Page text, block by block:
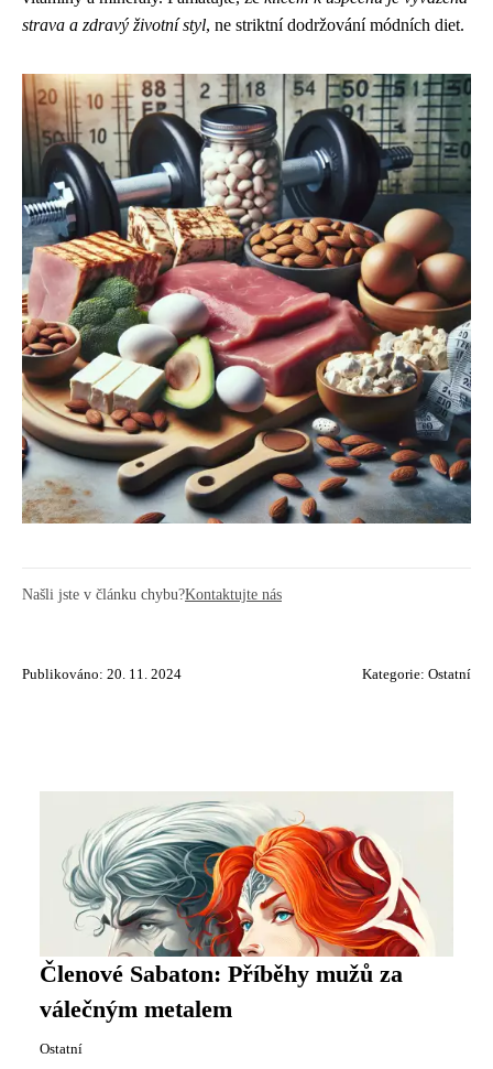
strava a zdravý životní styl, ne striktní dodržování módních diet.
Našli jste v článku chybu?Kontaktujte nás
Publikováno: 20. 11. 2024 Kategorie: Ostatní
Členové Sabaton: Příběhy mužů za
válečným metalem
Ostatní